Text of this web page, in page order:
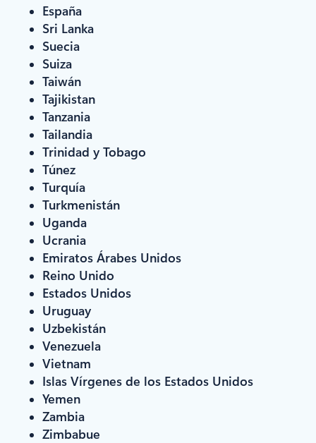
España
Sri Lanka
Suecia
Suiza
Taiwán
Tajikistan
Tanzania
Tailandia
Trinidad y Tobago
Túnez
Turquía
Turkmenistán
Uganda
Ucrania
Emiratos Árabes Unidos
Reino Unido
Estados Unidos
Uruguay
Uzbekistán
Venezuela
Vietnam
Islas Vírgenes de los Estados Unidos
Yemen
Zambia
Zimbabue